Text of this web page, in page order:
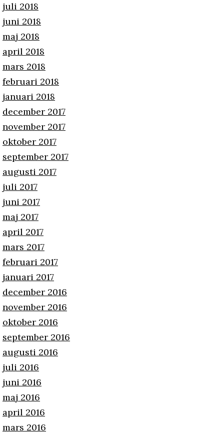
juli 2018
juni 2018
maj 2018
april 2018
mars 2018
februari 2018
januari 2018
december 2017
november 2017
oktober 2017
september 2017
augusti 2017
juli 2017
juni 2017
maj 2017
april 2017
mars 2017
februari 2017
januari 2017
december 2016
november 2016
oktober 2016
september 2016
augusti 2016
juli 2016
juni 2016
maj 2016
april 2016
mars 2016